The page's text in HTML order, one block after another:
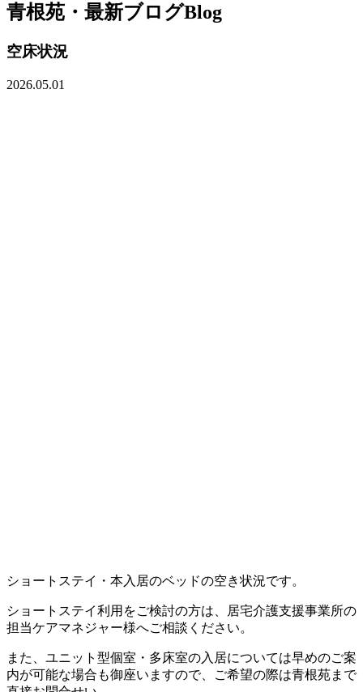
青根苑・最新ブログBlog
空床状況
2026.05.01
ショートステイ・本入居のベッドの空き状況です。
ショートステイ利用をご検討の方は、居宅介護支援事業所の
担当ケアマネジャー様へご相談ください。
また、ユニット型個室・多床室の入居については早めのご案
内が可能な場合も御座いますので、ご希望の際は青根苑まで